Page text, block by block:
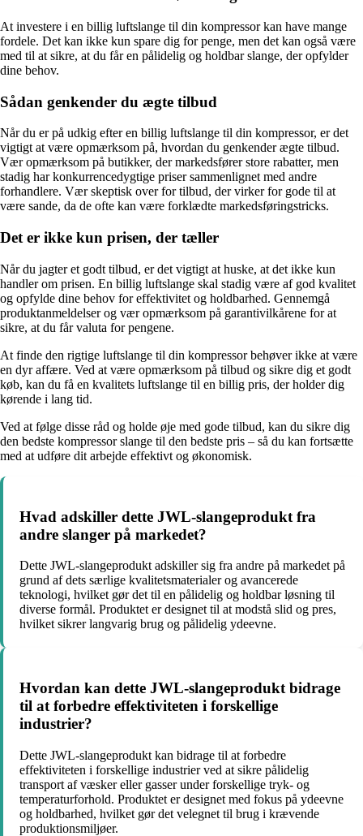
At investere i en billig luftslange til din kompressor kan have mange
fordele. Det kan ikke kun spare dig for penge, men det kan også være
med til at sikre, at du får en pålidelig og holdbar slange, der opfylder
dine behov.
Sådan genkender du ægte tilbud
Når du er på udkig efter en billig luftslange til din kompressor, er det
vigtigt at være opmærksom på, hvordan du genkender ægte tilbud.
Vær opmærksom på butikker, der markedsfører store rabatter, men
stadig har konkurrencedygtige priser sammenlignet med andre
forhandlere. Vær skeptisk over for tilbud, der virker for gode til at
være sande, da de ofte kan være forklædte markedsføringstricks.
Det er ikke kun prisen, der tæller
Når du jagter et godt tilbud, er det vigtigt at huske, at det ikke kun
handler om prisen. En billig luftslange skal stadig være af god kvalitet
og opfylde dine behov for effektivitet og holdbarhed. Gennemgå
produktanmeldelser og vær opmærksom på garantivilkårene for at
sikre, at du får valuta for pengene.
At finde den rigtige luftslange til din kompressor behøver ikke at være
en dyr affære. Ved at være opmærksom på tilbud og sikre dig et godt
køb, kan du få en kvalitets luftslange til en billig pris, der holder dig
kørende i lang tid.
Ved at følge disse råd og holde øje med gode tilbud, kan du sikre dig
den bedste kompressor slange til den bedste pris – så du kan fortsætte
med at udføre dit arbejde effektivt og økonomisk.
Hvad adskiller dette JWL-slangeprodukt fra
andre slanger på markedet?
Dette JWL-slangeprodukt adskiller sig fra andre på markedet på
grund af dets særlige kvalitetsmaterialer og avancerede
teknologi, hvilket gør det til en pålidelig og holdbar løsning til
diverse formål. Produktet er designet til at modstå slid og pres,
hvilket sikrer langvarig brug og pålidelig ydeevne.
Hvordan kan dette JWL-slangeprodukt bidrage
til at forbedre effektiviteten i forskellige
industrier?
Dette JWL-slangeprodukt kan bidrage til at forbedre
effektiviteten i forskellige industrier ved at sikre pålidelig
transport af væsker eller gasser under forskellige tryk- og
temperaturforhold. Produktet er designet med fokus på ydeevne
og holdbarhed, hvilket gør det velegnet til brug i krævende
produktionsmiljøer.